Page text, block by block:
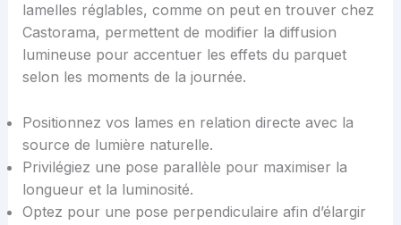
lamelles réglables, comme on peut en trouver chez
Castorama, permettent de modifier la diffusion
lumineuse pour accentuer les effets du parquet
selon les moments de la journée.
Positionnez vos lames en relation directe avec la
source de lumière naturelle.
Privilégiez une pose parallèle pour maximiser la
longueur et la luminosité.
Optez pour une pose perpendiculaire afin d’élargir